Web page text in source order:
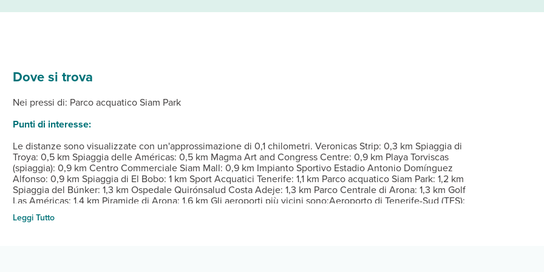
Dove si trova
Nei pressi di: Parco acquatico Siam Park
Punti di interesse:
Le distanze sono visualizzate con un'approssimazione di 0,1 chilometri. Veronicas Strip: 0,3 km Spiaggia di
Troya: 0,5 km Spiaggia delle Américas: 0,5 km Magma Art and Congress Centre: 0,9 km Playa Torviscas
(spiaggia): 0,9 km Centro Commerciale Siam Mall: 0,9 km Impianto Sportivo Estadio Antonio Domínguez
Alfonso: 0,9 km Spiaggia di El Bobo: 1 km Sport Acquatici Tenerife: 1,1 km Parco acquatico Siam Park: 1,2 km
Spiaggia del Búnker: 1,3 km Ospedale Quirónsalud Costa Adeje: 1,3 km Parco Centrale di Arona: 1,3 km Golf
Las Américas: 1,4 km Piramide di Arona: 1,6 km Gli aeroporti più vicini sono:Aeroporto di Tenerife-Sud (TFS):
17,5 km La Gomera (GMZ): 78,9 km L'aeroporto più comodo per raggiungere Vanilla Garden Boutique Hotel -
Adults Only è Aeroporto di Tenerife-Sud (TFS).
Leggi Tutto
della struttura, complete di frigorifero e TV a schermo piatto. Riposati su un comodo letto con materasso memory
Dalle ore 14:00 Alle ore 24:00 Istruzioni per il check-in: Per eventuali ospiti aggiuntivi possono essere previsti
ti attendono massaggi, trattamenti per il corpo e trattamenti per il viso. Se cerchi opportunità di svago, apprezzerai una
24, personale poliglotta e deposito bagagli.
un ristorante specializzato in cucina francese. Puoi anche consultare il menù disponibile al bar/caffetteria o approfittare del